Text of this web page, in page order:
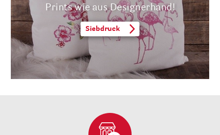
Prints wie aus Designerhand!
Siebdruck